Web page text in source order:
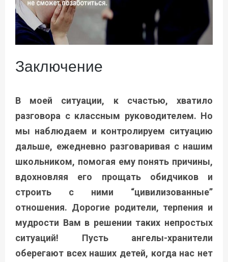
Заключение
В моей ситуации, к счастью, хватило
разговора с классным руководителем. Но
мы наблюдаем и контролируем ситуацию
дальше, ежедневно разговаривая с нашим
школьником, помогая ему понять причины,
вдохновляя его прощать обидчиков и
строить с ними “цивилизованные”
отношения. Дорогие родители, терпения и
мудрости Вам в решении таких непростых
ситуаций! Пусть ангелы-хранители
оберегают всех наших детей, когда нас нет